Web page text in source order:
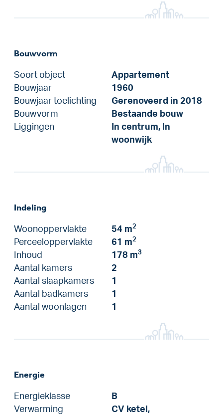
Bouwvorm
Soort object
Appartement
Bouwjaar
1960
Bouwjaar toelichting
Gerenoveerd in 2018
Bouwvorm
Bestaande bouw
Liggingen
In centrum, In
woonwijk
Indeling
Woonoppervlakte 54 m2
Perceeloppervlakte 61 m2
Inhoud 178 m3
Aantal kamers
2
Aantal slaapkamers
1
Aantal badkamers
1
Aantal woonlagen
1
Energie
Energieklasse
B
Verwarming
CV ketel,